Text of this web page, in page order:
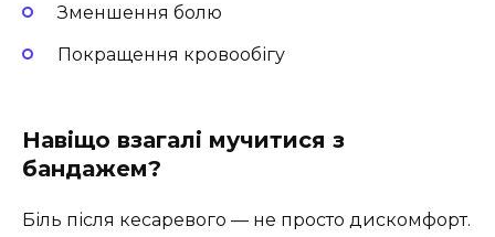
Зменшення болю
Покращення кровообігу
Навіщо взагалі мучитися з
бандажем?
Біль після кесаревого — не просто дискомфорт.